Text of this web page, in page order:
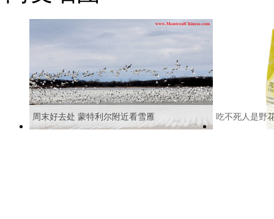
周末好去处 蒙特利尔附近看雪雁 吃不死人是野